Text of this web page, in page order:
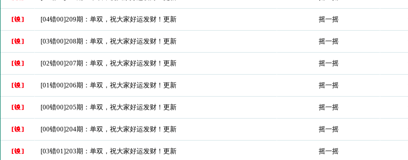
[04错00]209期：单双，祝大家好运发财！更新 摇一摇
[03错00]208期：单双，祝大家好运发财！更新 摇一摇
[02错00]207期：单双，祝大家好运发财！更新 摇一摇
[01错00]206期：单双，祝大家好运发财！更新 摇一摇
[00错00]205期：单双，祝大家好运发财！更新 摇一摇
[00错00]204期：单双，祝大家好运发财！更新 摇一摇
[03错01]203期：单双，祝大家好运发财！更新 摇一摇